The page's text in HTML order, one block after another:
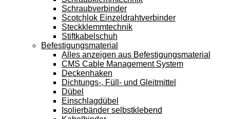
Schraubverbinder
Scotchlok Einzeldrahtverbinder
Steckklemmtechnik
Stiftkabelschuh
Befestigungsmaterial
Alles anzeigen aus Befestigungsmaterial
CMS Cable Management System
Deckenhaken
Dichtungs-, Füll- und Gleitmittel
Dübel
Einschlagdübel
Isolierbänder selbstklebend